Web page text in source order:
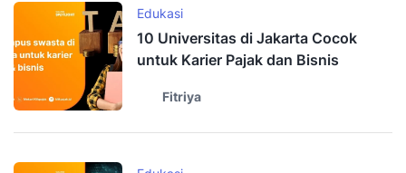
Edukasi
10 Universitas di Jakarta Cocok
untuk Karier Pajak dan Bisnis
Fitriya